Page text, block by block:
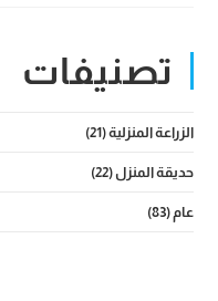
إنتاج
الشتلات
تصنيفات
الزراعة المنزلية(21)
حديقة المنزل (22)
عام(83)